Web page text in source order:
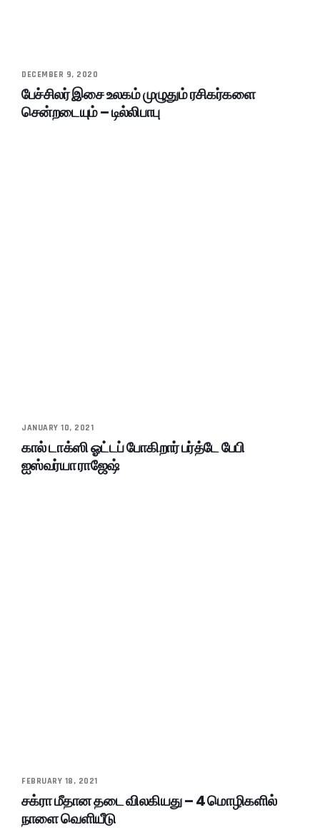
DECEMBER 9, 2020
பேச்சிலர் இசை உலகம் முழுதும் ரசிகர்களை
சென்றடையும் – டில்லிபாபு
JANUARY 10, 2021
கால் டாக்ஸி ஓட்டப் போகிறார் பர்த்டே பேபி
ஐஸ்வர்யா ராஜேஷ்
FEBRUARY 18, 2021
சக்ரா மீதான தடை விலகியது – 4 மொழிகளில்
நாளை வெளியீடு